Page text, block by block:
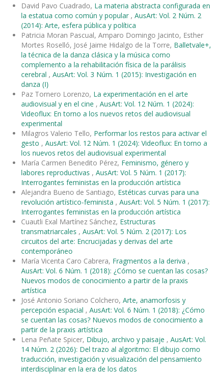
David Pavo Cuadrado, La materia abstracta configurada en
la estatua como común y popular , AusArt: Vol. 2 Núm. 2
(2014): Arte, esfera pública y política
Patricia Moran Pascual, Amparo Domingo Jacinto, Esther
Mortes Roselló, José Jaime Hidalgo de la Torre, Balletvale+,
la técnica de la danza clásica y la música como
complemento a la rehabilitación física de la parálisis
cerebral , AusArt: Vol. 3 Núm. 1 (2015): Investigación en
danza (I)
Paz Tornero Lorenzo, La experimentación en el arte
audiovisual y en el cine , AusArt: Vol. 12 Núm. 1 (2024):
Videoflux: En torno a los nuevos retos del audiovisual
experimental
Milagros Valerio Tello, Performar los restos para activar el
gesto , AusArt: Vol. 12 Núm. 1 (2024): Videoflux: En torno a
los nuevos retos del audiovisual experimental
María Carmen Benedito Pérez, Feminismo, género y
labores reproductivas , AusArt: Vol. 5 Núm. 1 (2017):
Interrogantes feministas en la producción artística
Alejandra Bueno de Santiago, Estéticas curvas para una
revolución artístico-feminista , AusArt: Vol. 5 Núm. 1 (2017):
Interrogantes feministas en la producción artística
Cuautli Exal Martínez Sánchez, Estructuras
transmatriarcales , AusArt: Vol. 5 Núm. 2 (2017): Los
circuitos del arte: Encrucijadas y derivas del arte
contemporáneo
María Vicenta Caro Cabrera, Fragmentos a la deriva ,
AusArt: Vol. 6 Núm. 1 (2018): ¿Cómo se cuentan las cosas?
Nuevos modos de conocimiento a partir de la praxis
artística
José Antonio Soriano Colchero, Arte, anamorfosis y
percepción espacial , AusArt: Vol. 6 Núm. 1 (2018): ¿Cómo
se cuentan las cosas? Nuevos modos de conocimiento a
partir de la praxis artística
Lena Peñate Spicer, Dibujo, archivo y paisaje , AusArt: Vol.
14 Núm. 2 (2026): Del trazo al algoritmo: El dibujo como
traducción, investigación y visualización del pensamiento
interdisciplinar en la era de los datos